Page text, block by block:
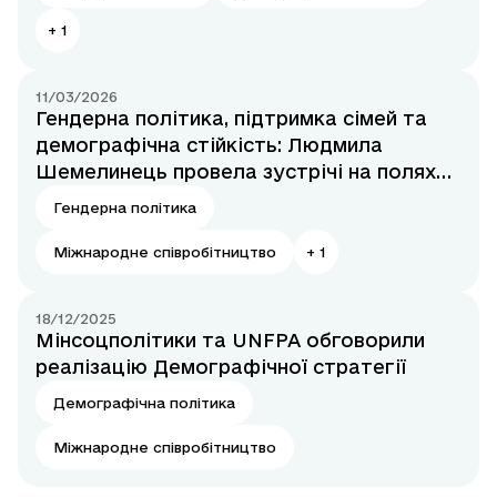
+ 1
11/03/2026
Гендерна політика, підтримка сімей та
демографічна стійкість: Людмила
Шемелинець провела зустрічі на полях
Гендерна політика
Міжнародне співробітництво + 1
18/12/2025
Мінсоцполітики та UNFPA обговорили
реалізацію Демографічної стратегії
Демографічна політика
Міжнародне співробітництво